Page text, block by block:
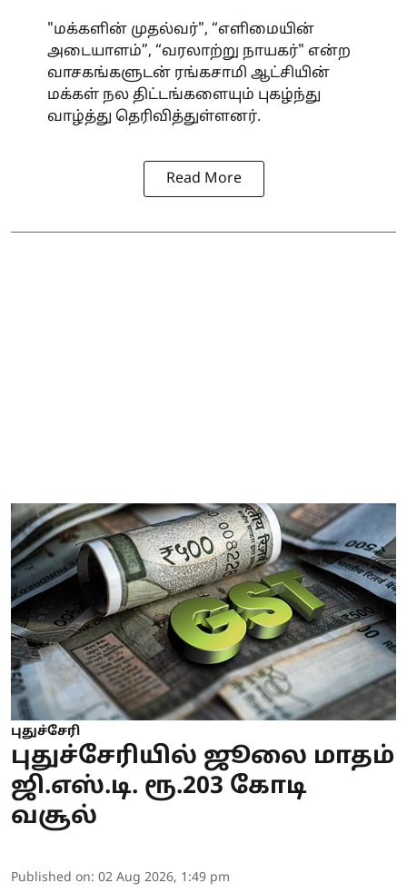
"மக்களின் முதல்வர்", “எளிமையின்
அடையாளம்”, “வரலாற்று நாயகர்" என்ற
வாசகங்களுடன் ரங்கசாமி ஆட்சியின்
மக்கள் நல திட்டங்களையும் புகழ்ந்து
வாழ்த்து தெரிவித்துள்ளனர்.
Read More
புதுச்சேரி
புதுச்சேரியில் ஜூலை மாதம்
ஜி.எஸ்.டி. ரூ.203 கோடி
வசூல்
Published on: 02 Aug 2026, 1:49 pm